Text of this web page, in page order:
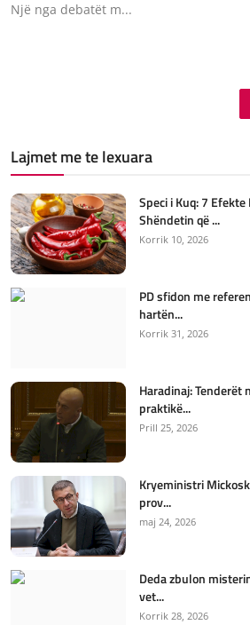
Një nga debatët m...
Lajmet me te lexuara
Speci i Kuq: 7
Shëndetin që ...
Korrik 10, 2026
PD sfidon me
hartën...
Korrik 31, 2026
Haradinaj: Tenderët
praktikë...
Prill 25, 2026
Kryeministri
prov...
maj 24, 2026
Deda zbulon
vet...
Korrik 28, 2026